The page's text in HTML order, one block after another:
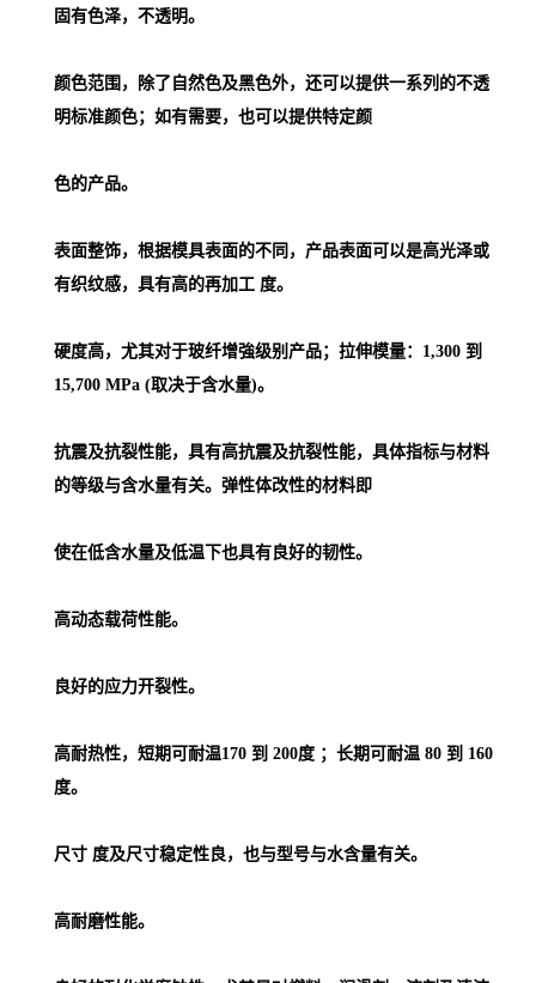
固有色泽，不透明。
颜色范围，除了自然色及黑色外，还可以提供一系列的不透
明标准颜色；如有需要，也可以提供特定颜
色的产品。
表面整饰，根据模具表面的不同，产品表面可以是高光泽或
有织纹感，具有高的再加工 度。
硬度高，尤其对于玻纤增強级别产品；拉伸模量：1,300 到
15,700 MPa (取决于含水量)。
抗震及抗裂性能，具有高抗震及抗裂性能，具体指标与材料
的等级与含水量有关。弹性体改性的材料即
使在低含水量及低温下也具有良好的韧性。
高动态载荷性能。
良好的应力开裂性。
高耐热性，短期可耐温170 到 200度 ；长期可耐温 80 到 160
度。
尺寸 度及尺寸稳定性良，也与型号与水含量有关。
高耐磨性能。